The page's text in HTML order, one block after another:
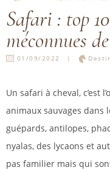
Safari : top 10
méconnues
01/09/2022
Un safari à cheval, c’est
animaux sauvages dans
guépards, antilopes,
nyalas, des lycaons et
pas familier mais qui